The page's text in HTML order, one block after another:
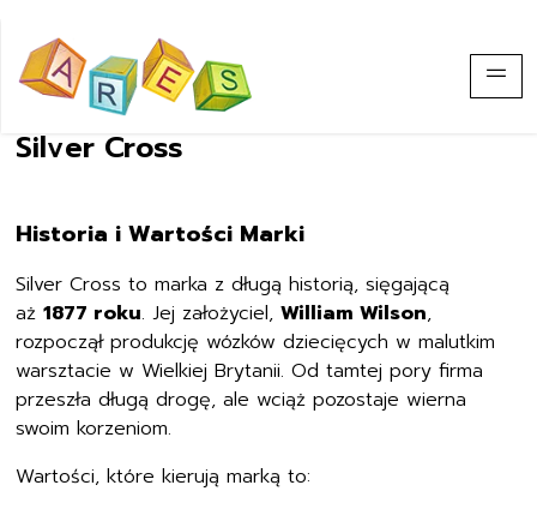
Silver Cross
Historia i Wartości Marki
Silver Cross to marka z długą historią, sięgającą
aż1877 roku. Jej założyciel,William Wilson,
rozpoczął produkcję wózków dziecięcych w malutkim
warsztacie w Wielkiej Brytanii. Od tamtej pory firma
przeszła długą drogę, ale wciąż pozostaje wierna
swoim korzeniom.
Wartości, które kierują marką to: